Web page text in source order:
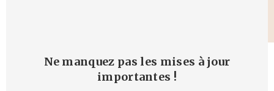
Ne manquez pas les mises à jour
importantes !